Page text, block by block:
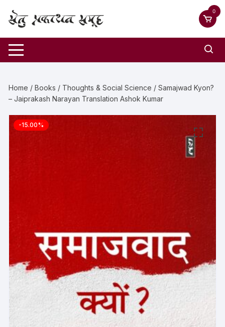
0
Home /Books / Thoughts & Social Science / Samajwad Kyon?
– Jaiprakash Narayan Translation Ashok Kumar
-15.00%